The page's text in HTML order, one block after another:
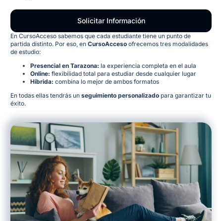
Solicitar Información
En CursoAcceso sabemos que cada estudiante tiene un punto de
partida distinto. Por eso, en CursoAccesoofrecemos tres modalidades
de estudio:
Presencial en Tarazona: la experiencia completa en el aula
Online: flexibilidad total para estudiar desde cualquier lugar
Híbrida: combina lo mejor de ambos formatos
En todas ellas tendrás un seguimiento personalizadopara garantizar tu
éxito.